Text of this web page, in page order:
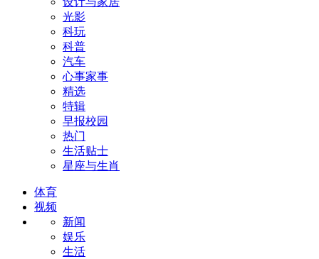
光影
科玩
科普
汽车
心事家事
精选
特辑
早报校园
热门
生活贴士
星座与生肖
体育
视频
新闻
娱乐
生活